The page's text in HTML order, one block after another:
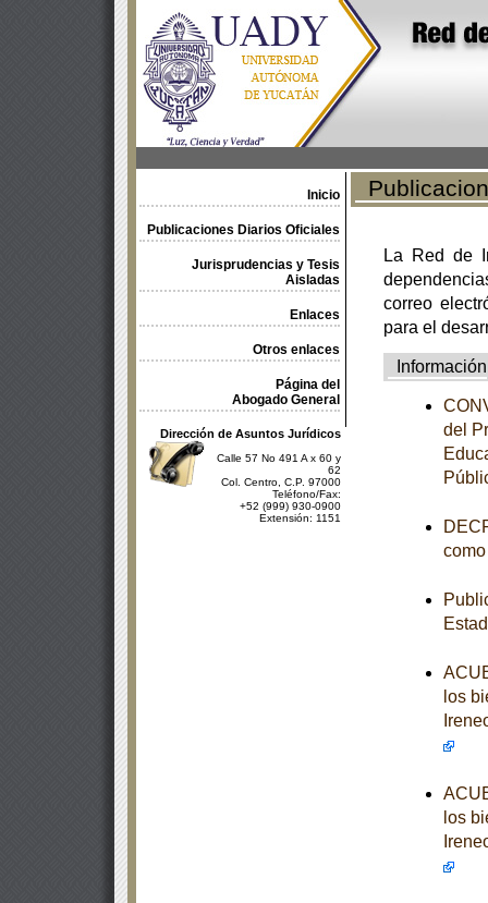
Inicio
Publicaciones Diarios Oficiales
Jurisprudencias y Tesis
Aisladas
Enlaces
Otros enlaces
Página del
Abogado General
Dirección de Asuntos Jurídicos
Calle 57 No 491 A x 60 y
62
Col. Centro, C.P. 97000
Teléfono/Fax:
+52 (999) 930-0900
Extensión: 1151
La Red de
correo
para el
Información
del
los
los